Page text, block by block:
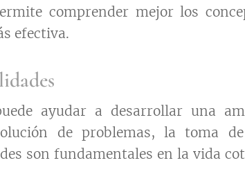
comprender mejor los
efectiva.
ayudar a desarrollar una
de problemas, la toma
son fundamentales en la vida